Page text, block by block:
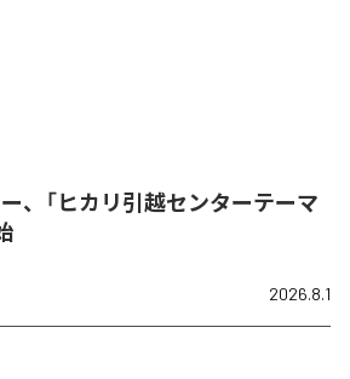
、「ヒカリ引越センターテーマ
2026.8.1